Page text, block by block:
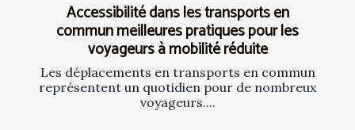
Accessibilité dans les transports en
commun meilleures pratiques pour les
voyageurs à mobilité réduite
Les déplacements en transports en commun
représentent un quotidien pour de nombreux
voyageurs....